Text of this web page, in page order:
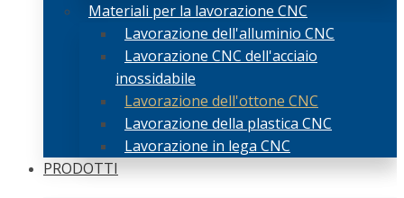
Materiali per la lavorazione CNC
Lavorazione dell'alluminio CNC
Lavorazione CNC dell'acciaio
inossidabile
Lavorazione dell'ottone CNC
Lavorazione della plastica CNC
Lavorazione in lega CNC
PRODOTTI